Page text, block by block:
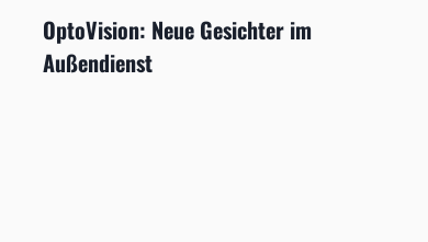
OptoVision: Neue Gesichter im
Außendienst